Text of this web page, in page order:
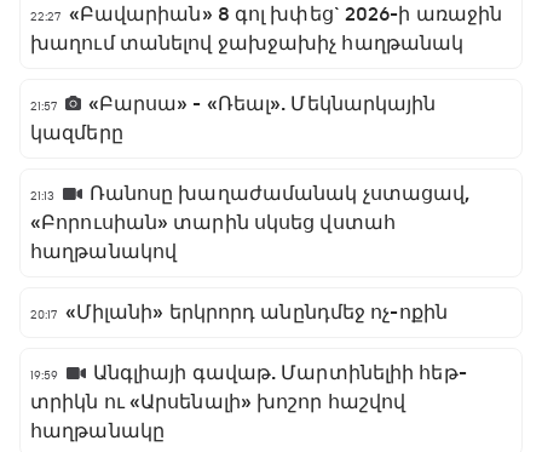
22:27 «Բավարիան» 8 գոլ խփեց` 2026-ի առաջին
խաղում տանելով ջախջախիչ հաղթանակ
21:57
«Բարսա» - «Ռեալ». Մեկնարկային
կազմերը
21:13
Ռանոսը խաղաժամանակ չստացավ,
«Բորուսիան» տարին սկսեց վստահ
հաղթանակով
20:17 «Միլանի» երկրորդ անընդմեջ ոչ-ոքին
19:59
Անգլիայի գավաթ. Մարտինելիի հեթ-
տրիկն ու «Արսենալի» խոշոր հաշվով
հաղթանակը